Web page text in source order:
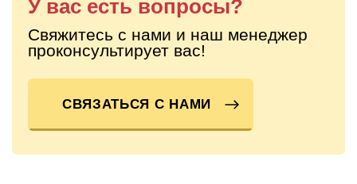
У вас есть вопросы?
Свяжитесь с нами и наш менеджер
проконсультирует вас!
СВЯЗАТЬСЯ С НАМИ